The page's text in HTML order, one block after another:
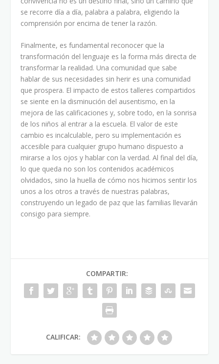
se recorre día a día, palabra a palabra, eligiendo la
comprensión por encima de tener la razón.
Finalmente, es fundamental reconocer que la
transformación del lenguaje es la forma más directa de
transformar la realidad. Una comunidad que sabe
hablar de sus necesidades sin herir es una comunidad
que prospera. El impacto de estos talleres compartidos
se siente en la disminución del ausentismo, en la
mejora de las calificaciones y, sobre todo, en la sonrisa
de los niños al entrar a la escuela. El valor de este
cambio es incalculable, pero su implementación es
accesible para cualquier grupo humano dispuesto a
mirarse a los ojos y hablar con la verdad. Al final del día,
lo que queda no son los contenidos académicos
olvidados, sino la huella de cómo nos hicimos sentir los
unos a los otros a través de nuestras palabras,
construyendo un legado de paz que las familias llevarán
consigo para siempre.
COMPARTIR:
CALIFICAR: